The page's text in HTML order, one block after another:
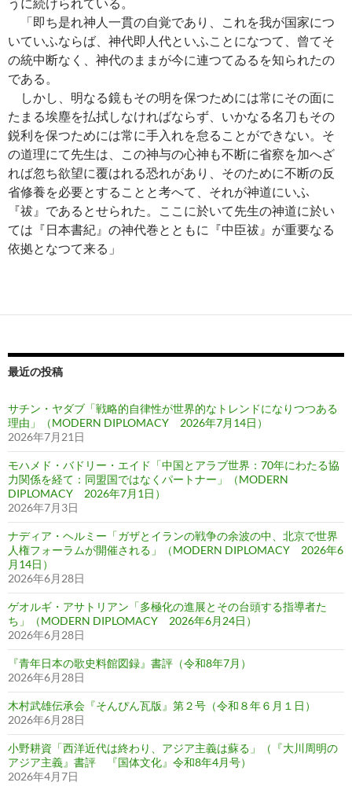
「即ち是れ神人一貫の自覚であり、これを我が国家につ
いていふならば、神代即人代といふことになつて、曾てそ
の統中断なく、神代のままが今に連つてゐるを知られたの
である。
しかし、明なる鏡もその明を保つためには常にその面に
たまる埃塵を払拭しなければならず、いかなる名刀もその
鋭利を保つためには常に手入れを怠ることができない。そ
の道理にて先生は、この神与の心神も不断に省察を加へざ
れば忽ち欲望に覆はれる恐れがあり、そのために不断の反
省修養を必要とすることと考へて、それが神道にいふ
『祓』であるとせられた。ここに於いて先生の神道に於い
ては『日本書紀』の神代巻とともに『中臣祓』が重要なる
依拠となつて来る」
最近の投稿
サチン・ヤダブ「戦略的自律性が世界的なトレンドになりつつある
理由」（MODERN DIPLOMACY 2026年7月14日）
2026年7月21日
モハメド・バドリー・エイド「中国とアラブ世界：70年にわたる協
力関係を経て：同盟国ではなくパートナー」（MODERN
DIPLOMACY 2026年7月1日）
2026年7月3日
ナディア・ヘルミー「ガザとイランの戦争の余波の中、北京で世界
人権フォーラムが開催される」（MODERN DIPLOMACY 2026年6
月14日）
2026年6月28日
ゲオルギ・アサトリアン「多極化の進展とその台頭する指導者た
ち」（MODERN DIPLOMACY 2026年6月24日）
2026年6月28日
『青年日本の歌史料館図録』書評（令和8年7月）
2026年6月28日
木村武雄伝承会『そんぴん瓦版』第２号（令和８年６月１日）
2026年6月28日
小野耕資「西洋近代は終わり、アジア主義は蘇る」（『大川周明の
アジア主義』書評 『国体文化』令和8年4月号）
2026年4月7日